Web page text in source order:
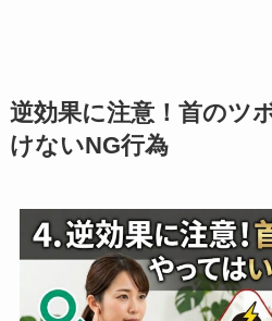
逆効果に注意！首のツ
けないNG行為